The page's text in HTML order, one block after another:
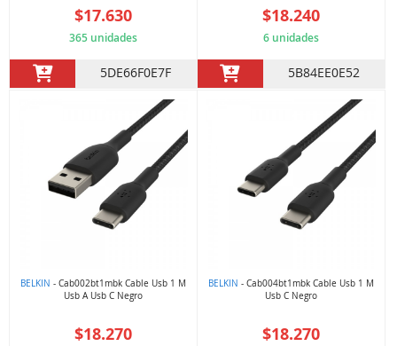
$17.630
365 unidades
5DE66F0E7F
$18.240
6 unidades
5B84EE0E52
BELKIN - Cab002bt1mbk Cable Usb 1 M
Usb A Usb C Negro
$18.270
BELKIN - Cab004bt1mbk Cable Usb 1 M
Usb C Negro
$18.270